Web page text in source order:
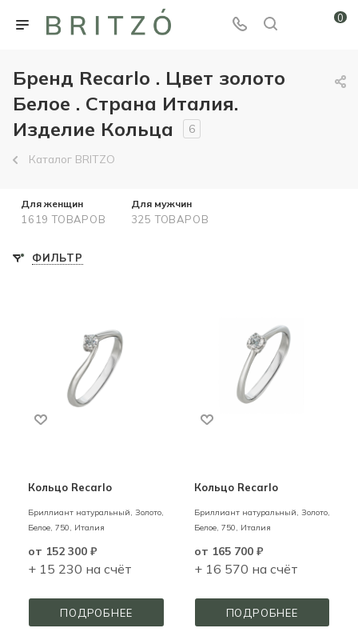
0
Бренд Recarlo . Цвет золото
Белое . Страна Италия.
Изделие Кольца
6
Каталог BRITZO
Для женщин
1619 ТОВАРОВ
Для мужчин
325 ТОВАРОВ
ФИЛЬТР
Кольцо Recarlo
Бриллиант натуральный, Золото,
Белое, 750, Италия
от 152 300 ₽
+ 15 230 на счёт
ПОДРОБНЕЕ
Кольцо Recarlo
Бриллиант натуральный, Золото,
Белое, 750, Италия
от 165 700 ₽
+ 16 570 на счёт
ПОДРОБНЕЕ